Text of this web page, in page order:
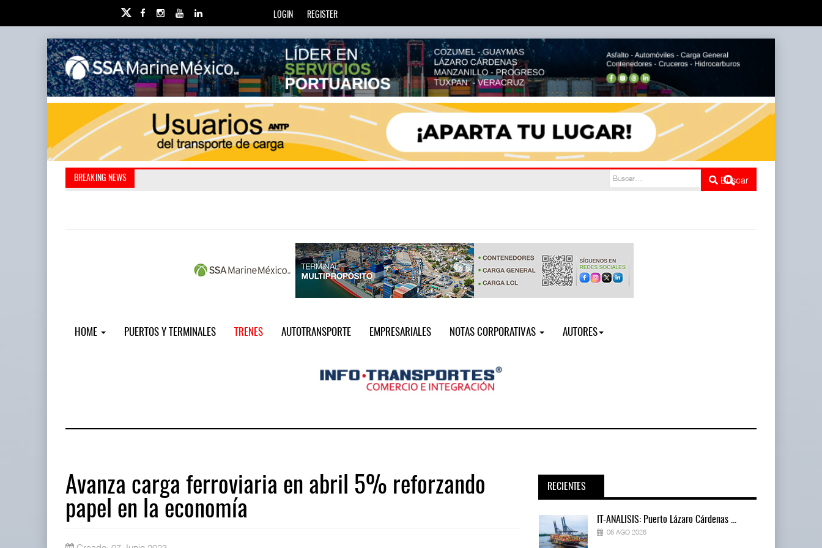
LOGIN REGISTER
BREAKING NEWS Buscar
HOME PUERTOS Y TERMINALES TRENES AUTOTRANSPORTE EMPRESARIALES NOTAS CORPORATIVAS AUTORES
Avanza carga ferroviaria en abril 5% reforzando
papel en la economía
RECIENTES
IT-ANÁLISIS: Puerto Lázaro Cárdenas ... IT-ANÁLISIS: Puerto Lázaro Cárdenas ...
06 AGO 2026